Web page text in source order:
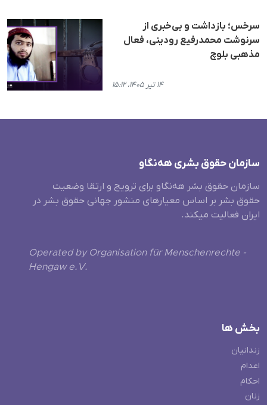
سرخس؛ بازداشت و بی‌خبری از
سرنوشت محمدرفیع رودینی، فعال
مذهبی بلوچ
۱۴ تیر ۱۴۰۵، ۱۵:۱۲
سازمان حقوق بشری هەنگاو
سازمان حقوق بشر هه‌نگاو برای ترویج و ارتقا وضعیت
حقوق بشر بر اساس معیارهای منشور جهانی حقوق بشر در
ایران فعالیت میکند.
Operated by Organisation für Menschenrechte -
Hengaw e.V.
بخش ها
زندانیان
اعدام
احکام
زنان